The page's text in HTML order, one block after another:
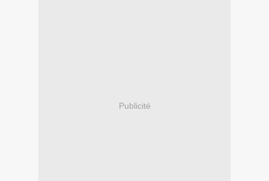
Publicité